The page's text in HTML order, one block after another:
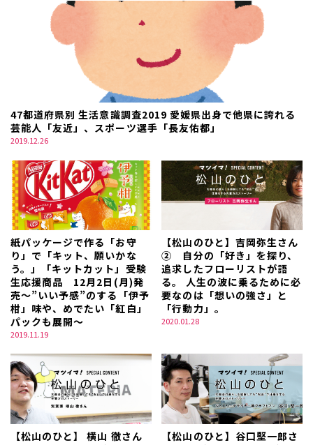
47都道府県別 生活意識調査2019 愛媛県出身で他県に誇れる
芸能人「友近」、スポーツ選手「長友佑都」
2019.12.26
紙パッケージで作る「お守
り」で「キット、願いかな
う。」「キットカット」受験
生応援商品 12月2日(月)発
売～”いい予感”のする「伊予
柑」味や、めでたい「紅白」
パックも展開～
2019.11.19
【松山のひと】吉岡弥生さん
② 自分の「好き」を探り、
追求したフローリストが語
る。 人生の波に乗るために必
要なのは「想いの強さ」と
「行動力」。
2020.01.28
【松山のひと】 横山 徹さん
【松山のひと】谷口堅一郎さ